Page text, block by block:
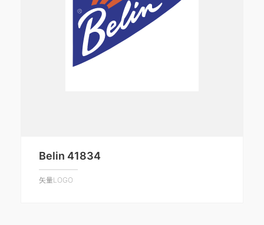
Belin 41834
矢量LOGO